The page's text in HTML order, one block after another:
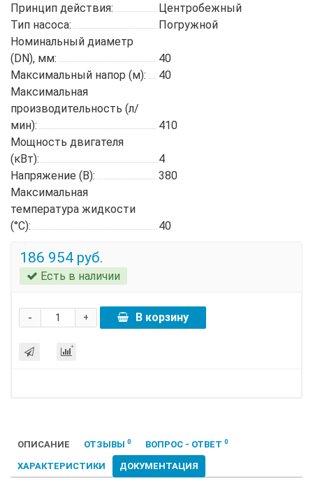
Принцип действия:
Центробежный
Тип насоса:
Погружной
Номинальный диаметр
(DN), мм:
40
Максимальный напор (м):
40
Максимальная
производительность (л/
мин):
410
Мощность двигателя
(кВт):
4
Напряжение (В):
380
Максимальная
температура жидкости
(°C):
40
186 954 руб.
Есть в наличии
+
- В корзину
ОПИСАНИЕ ОТЗЫВЫ 0 ВОПРОС - ОТВЕТ 0
ХАРАКТЕРИСТИКИ ДОКУМЕНТАЦИЯ